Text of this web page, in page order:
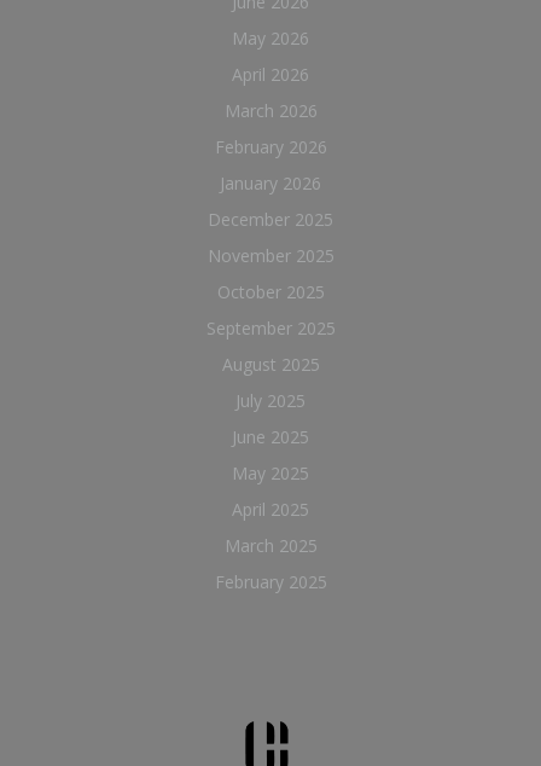
May 2026
April 2026
March 2026
February 2026
January 2026
December 2025
November 2025
October 2025
September 2025
August 2025
July 2025
June 2025
May 2025
April 2025
March 2025
February 2025